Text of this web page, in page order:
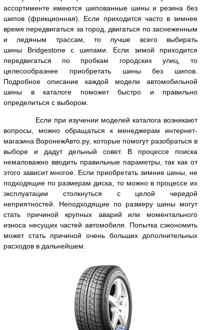
ассортименте имеются шипованные шины и резина без
шипов (фрикционная). Если приходится часто в зимнее
время передвигаться за город, двигаться по заснеженным
и ледяным трассам, то лучше всего выбирать
шины Bridgestone с шипами. Если зимой приходится
передвигаться по пробкам городских улиц, то
целесообразнее приобретать шины без шипов.
Подробное описание каждой модели автомобильной
шины в каталоге поможет быстро и правильно
определиться с выбором.
Если при изучении моделей каталога возникают
вопросы, можно обращаться к менеджерам интернет-
магазина ВоронежАвто.ру, которые помогут разобраться в
выборе и дадут дельный совет. В процессе поиска
немаловажно вводить правильные параметры, так как от
этого зависит многое. Если приобретать зимние шины, не
подходящие по размерам диска, то можно в процессе их
эксплуатации столкнуться с целой чередой
неприятностей. Неподходящие по размеру шины могут
стать причиной крупных аварий или моментального
износа несущих частей автомобиля. Попытка сэкономить
может стать причиной очень больших дополнительных
расходов в дальнейшем.